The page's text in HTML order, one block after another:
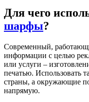
Для чего
шарфы?
Современный,
информации с целью
или услуги –
печатью. Использовать
страны, а окружающие
напрямую.